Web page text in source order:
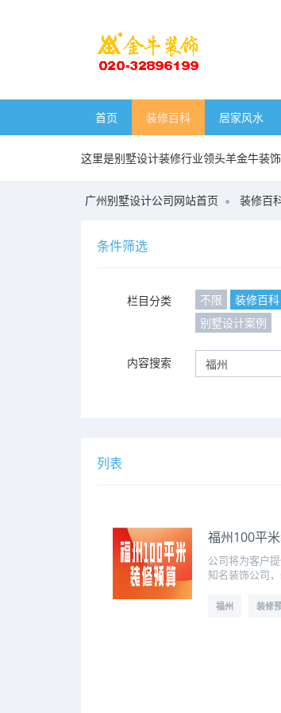
首页 装修百科 居家风水
这里是别墅设计装修行业领头羊金牛装
广州别墅设计公司网站首页 装修百
条件筛选
栏目分类 不限 装修百科
别墅设计案例
内容搜索
列表
福州100平
公司将为客户
知名装饰公司
福州 装修